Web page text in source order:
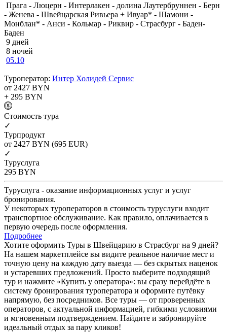
Прага - Люцерн - Интерлакен - долина Лаутербруннен - Берн
- Женева - Швейцарская Ривьера + Ивуар* - Шамони -
Монблан* - Анси - Кольмар - Риквир - Страсбург - Баден-
Баден
9 дней
8 ночей
05.10
Туроператор: Интер Холидей Сервис
от 2427 BYN
+ 295 BYN
Cтоимость тура
✓
Турпродукт
от 2427 BYN (695 EUR)
✓
Туруслуга
295 BYN
Туруслуга - оказание информационных услуг и услуг
бронирования.
У некоторых туроператоров в стоимость туруслуги входит
транспортное обслуживание. Как правило, оплачивается в
первую очередь после оформления.
Подробнее
Хотите оформить Туры в Швейцарию в Страсбург на 9 дней?
На нашем маркетплейсе вы видите реальное наличие мест и
точную цену на каждую дату выезда — без скрытых наценок
и устаревших предложений. Просто выберите подходящий
тур и нажмите «Купить у оператора»: вы сразу перейдёте в
систему бронирования туроператора и оформите путёвку
напрямую, без посредников. Все туры — от проверенных
операторов, с актуальной информацией, гибкими условиями
и мгновенным подтверждением. Найдите и забронируйте
идеальный отдых за пару кликов!